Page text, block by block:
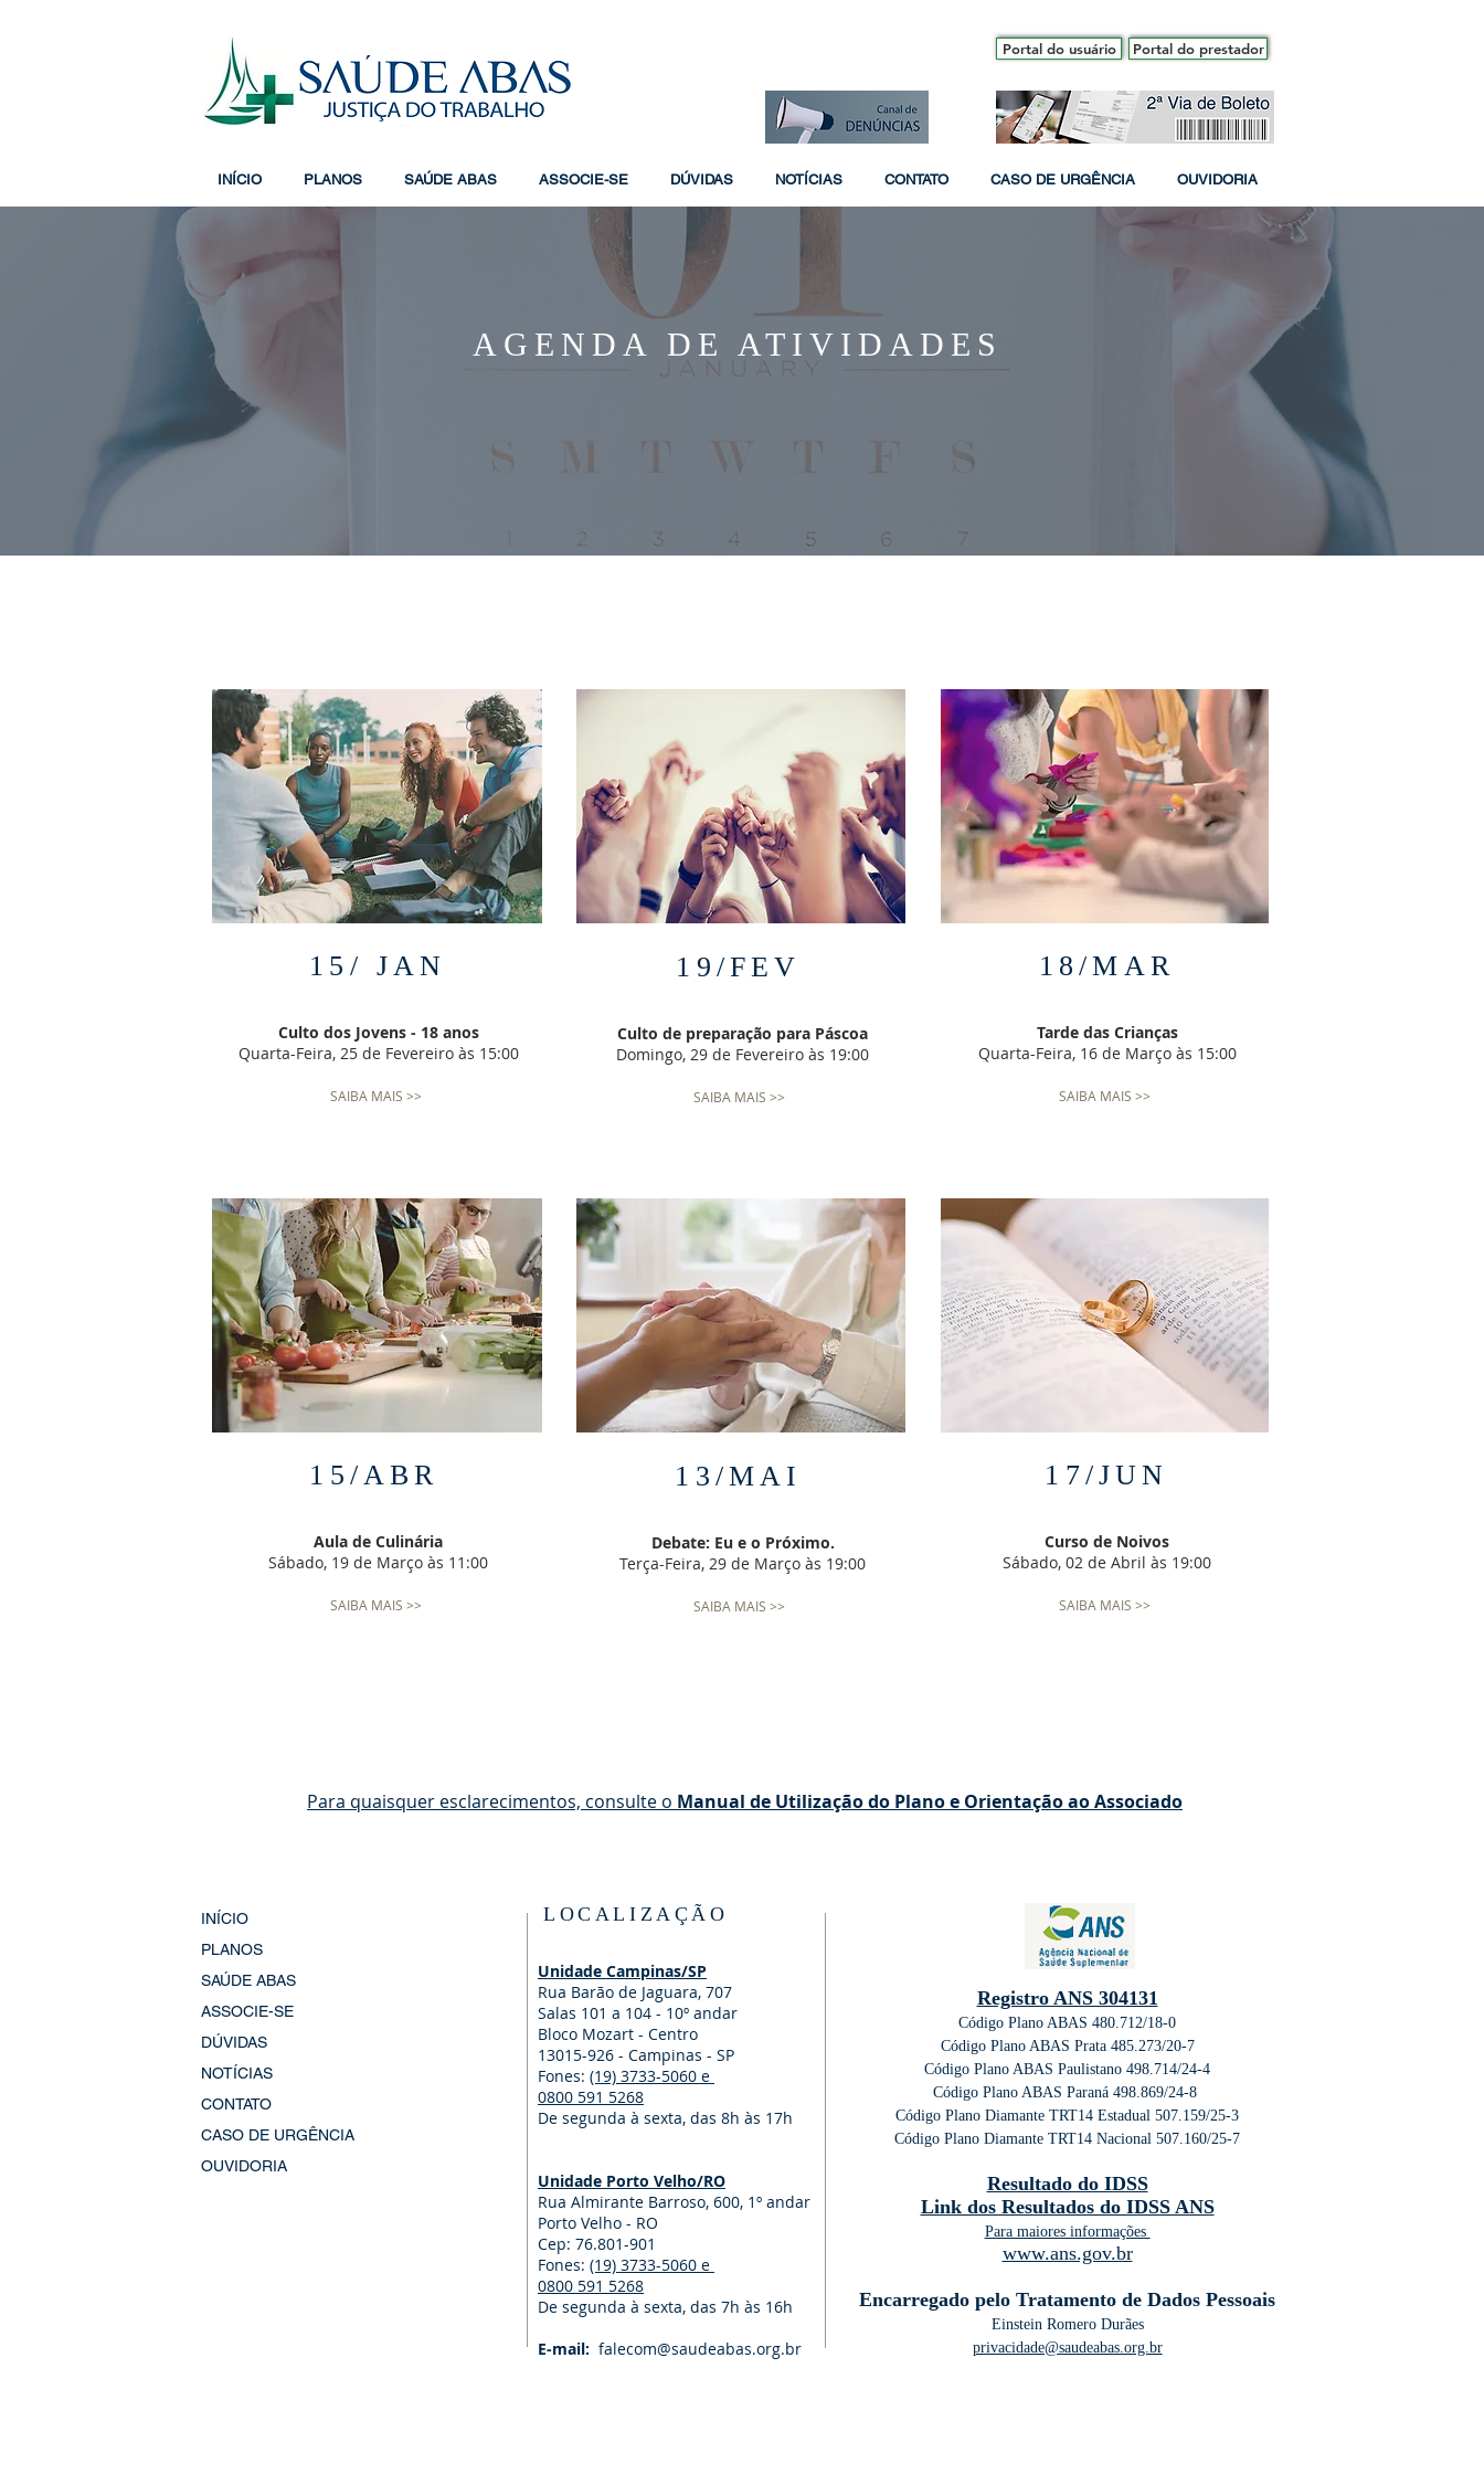
Portal do usuário Portal do prestador
INÍCIO PLANOS SAÚDE ABAS ASSOCIE-SE DÚVIDAS NOTÍCIAS CONTATO CASO DE URGÊNCIA OUVIDORIA
AGENDA DE ATIVIDADES
15/ JAN
Culto dos Jovens - 18 anos
Quarta-Feira, 25 de Fevereiro às 15:00
SAIBA MAIS >>
19/FEV
Culto de preparação para Páscoa
Domingo, 29 de Fevereiro às 19:00
SAIBA MAIS >>
18/MAR
Tarde das Crianças
Quarta-Feira, 16 de Março às 15:00
SAIBA MAIS >>
15/ABR
Aula de Culinária
Sábado, 19 de Março às 11:00
SAIBA MAIS >>
13/MAI
Debate: Eu e o Próximo.
Terça-Feira, 29 de Março às 19:00
SAIBA MAIS >>
17/JUN
Curso de Noivos
Sábado, 02 de Abril às 19:00
SAIBA MAIS >>
Para quaisquer esclarecimentos, consulte o Manual de Utilização do Plano e Orientação ao Associado
INÍCIO
PLANOS
SAÚDE ABAS
ASSOCIE-SE
DÚVIDAS
NOTÍCIAS
CONTATO
CASO DE URGÊNCIA
OUVIDORIA
LOCALIZAÇÃO
Unidade Campinas/SP
Rua Barão de Jaguara, 707
Salas 101 a 104 - 10º andar
Bloco Mozart - Centro
13015-926 - Campinas - SP
Fones: (19) 3733-5060 e
0800 591 5268
De segunda à sexta, das 8h às 17h
Unidade Porto Velho/RO
Rua Almirante Barroso, 600, 1º andar
Porto Velho - RO
Cep: 76.801-901
Fones: (19) 3733-5060 e
0800 591 5268
De segunda à sexta, das 7h às 16h
E-mail: falecom@saudeabas.org.br
Registro ANS 304131
Código Plano ABAS 480.712/18-0
Código Plano ABAS Prata 485.273/20-7
Código Plano ABAS Paulistano 498.714/24-4
Código Plano ABAS Paraná 498.869/24-8
Código Plano Diamante TRT14 Estadual 507.159/25-3
Código Plano Diamante TRT14 Nacional 507.160/25-7
Resultado do IDSS
Link dos Resultados do IDSS ANS
Para maiores informações
www.ans.gov.br
Encarregado pelo Tratamento de Dados Pessoais
Einstein Romero Durães
privacidade@saudeabas.org.br